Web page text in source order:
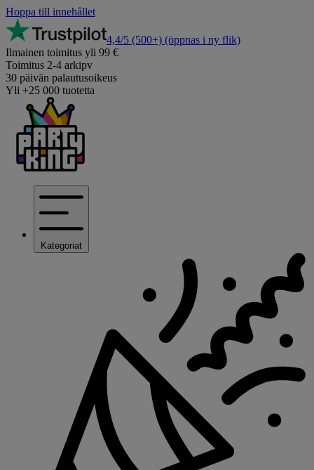
Hoppa till innehållet
4,4/5 (500+) (öppnas i ny flik)
Ilmainen toimitus yli 99 €
Toimitus 2-4 arkipv
30 päivän palautusoikeus
Yli +25 000 tuotetta
Kategoriat